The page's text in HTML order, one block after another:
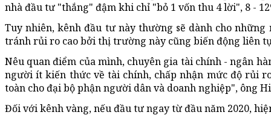
nhà đầu tư "thắng" đậm khi chỉ "bỏ 1 vốn thu 4 lời", 8 -
Tuy nhiên, kênh đầu tư này thường sẽ dành cho
tránh rủi ro cao bởi thị trường này cũng biến động liên
Nêu quan điểm của mình, chuyên gia tài chính - ngân
người ít kiến thức về tài chính, chấp nhận mức độ rủi
toàn cho đại bộ phận người dân và doanh nghiệp", ông
Đối với kênh vàng, nếu đầu tư ngay từ đầu năm 2020,